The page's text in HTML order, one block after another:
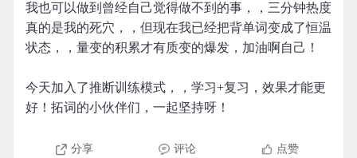
我也可以做到曾经自己觉得做不到的事，，三分钟热度
真的是我的死穴，，但现在我已经把背单词变成了恒温
状态，，量变的积累才有质变的爆发，加油啊自己！
今天加入了推断训练模式，，学习+复习，效果才能更
好！拓词的小伙伴们，一起坚持呀！
分享 评论 点赞